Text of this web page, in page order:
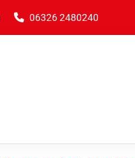
06326 2480240